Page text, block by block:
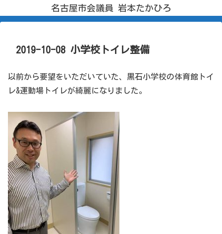
名古屋市会議員 岩本たかひろ
2019-10-08 小学校トイレ整備
以前から要望をいただいていた、黒石小学校の体育館トイ
レ&運動場トイレが綺麗になりました。